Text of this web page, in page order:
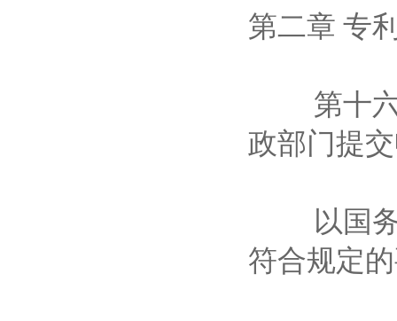
第二章
第十六
政部门提
以国务
符合规定